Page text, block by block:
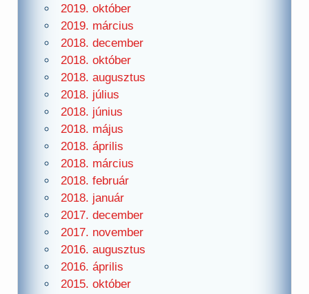
2019. október
2019. március
2018. december
2018. október
2018. augusztus
2018. július
2018. június
2018. május
2018. április
2018. március
2018. február
2018. január
2017. december
2017. november
2016. augusztus
2016. április
2015. október